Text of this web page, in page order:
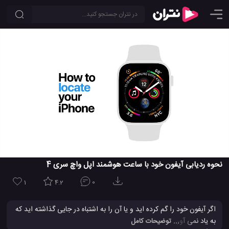
نحوه ردیابی آیفون خود با ساعت هوشمند اپل واچ سری 4
1 4.2 0
اگر آیفون خود را گم کرده اید و یا آن را به اشتباه در جایی گذاشته اید که
... توضیحات کامل